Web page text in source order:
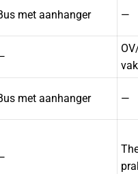
met aanhanger —
met aanhanger —